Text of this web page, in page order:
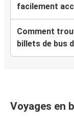
facilement
Comment
billets de bus
Voyages en